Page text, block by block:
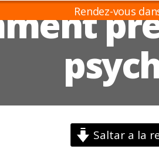
Rendez-vous
Saltar a la